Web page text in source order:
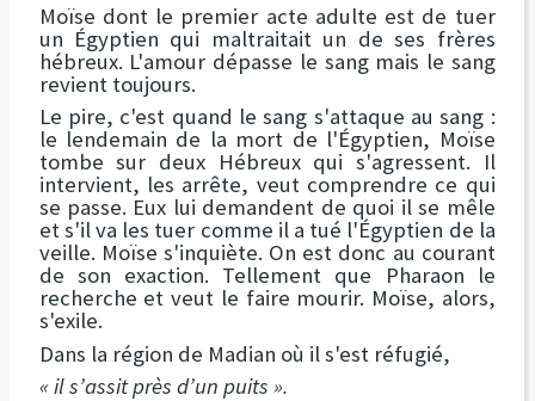
Moïse dont le premier acte adulte est de tuer
un Égyptien qui maltraitait un de ses frères
hébreux. L'amour dépasse le sang mais le sang
revient toujours.
Le pire, c'est quand le sang s'attaque au sang :
le lendemain de la mort de l'Égyptien, Moïse
tombe sur deux Hébreux qui s'agressent. Il
intervient, les arrête, veut comprendre ce qui
se passe. Eux lui demandent de quoi il se mêle
et s'il va les tuer comme il a tué l'Égyptien de la
veille. Moïse s'inquiète. On est donc au courant
de son exaction. Tellement que Pharaon le
recherche et veut le faire mourir. Moïse, alors,
s'exile.
Dans la région de Madian où il s'est réfugié,
« il s’assit près d’un puits ».